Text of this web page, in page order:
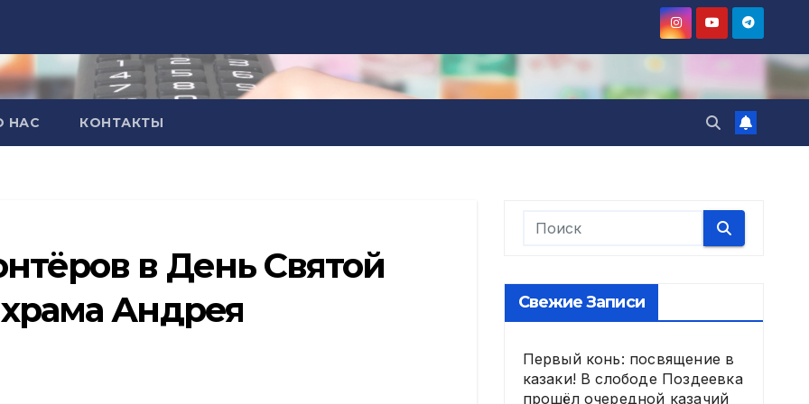
НАС КОНТАКТЫ
в День Святой
Андрея
Свежие Записи
Первый конь: посвящение в
казаки! В слободе Поздеевка
прошёл очередной казачий